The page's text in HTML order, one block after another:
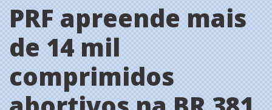
PRF apreende mais
de 14 mil
comprimidos